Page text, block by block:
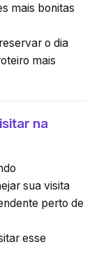
mais bonitas
o dia
mais
na
sua visita
perto de
esse